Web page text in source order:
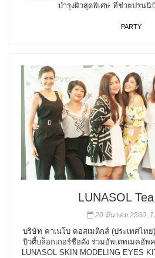
บำรุงผิวสุดพิเศษ ที่ช่วยปรนนิ
PARTY
LUNASOL
20 มีนาคม 2560,
บริษัท คาเนโบ คอสเมติกส์ (ประเทศไท
บิวตี้บล็อกเกอร์ชื่อดัง ร่วมอัพเดทเมคอัพ
LUNASOL SKIN MODELING EYES